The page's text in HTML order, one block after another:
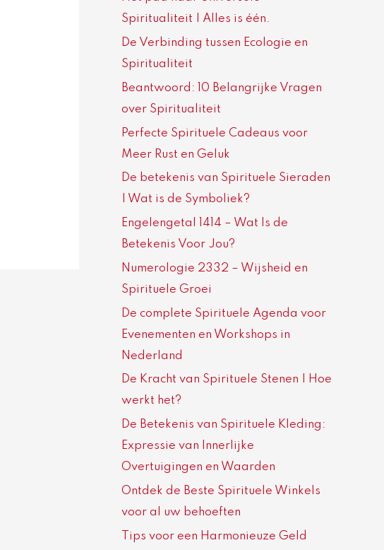
Spiritualiteit | Alles is één.
De Verbinding tussen Ecologie en
Spiritualiteit
Beantwoord: 10 Belangrijke Vragen
over Spiritualiteit
Perfecte Spirituele Cadeaus voor
Meer Rust en Geluk
De betekenis van Spirituele Sieraden
| Wat is de Symboliek?
Engelengetal 1414 – Wat Is de
Betekenis Voor Jou?
Numerologie 2332 – Wijsheid en
Spirituele Groei
De complete Spirituele Agenda voor
Evenementen en Workshops in
Nederland
De Kracht van Spirituele Stenen | Hoe
werkt het?
De Betekenis van Spirituele Kleding:
Expressie van Innerlijke
Overtuigingen en Waarden
Ontdek de Beste Spirituele Winkels
voor al uw behoeften
Tips voor een Harmonieuze Geld